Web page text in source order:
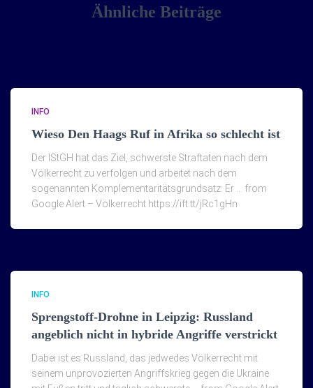
Ähnliche Beiträge
INFO
Wieso Den Haags Ruf in Afrika so schlecht ist
Der IStGH hat das Ziel, schwerste Straftaten nach dem
Völkerrecht zu verfolgen und arbeitet nach dem
sogenannten Komplementaritätsgrundsatz: Er … from
Google Alert – Völkerrecht https://ift.tt/jRc1gHn
INFO
Sprengstoff-Drohne in Leipzig: Russland
angeblich nicht in hybride Angriffe verstrickt
Dabei ist es Russland, das jedwedes Völkerrecht mit
seinem unprovozierten Angriffskrieg gegen die Ukraine